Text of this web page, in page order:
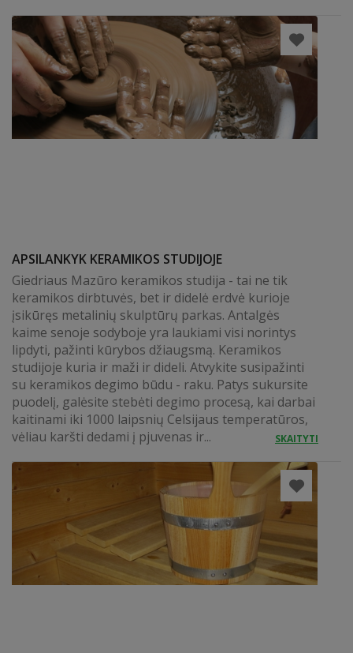
APSILANKYK KERAMIKOS STUDIJOJE
Giedriaus Mazūro keramikos studija - tai ne tik
keramikos dirbtuvės, bet ir didelė erdvė kurioje
įsikūręs metalinių skulptūrų parkas. Antalgės
kaime senoje sodyboje yra laukiami visi norintys
lipdyti, pažinti kūrybos džiaugsmą. Keramikos
studijoje kuria ir maži ir dideli. Atvykite susipažinti
su keramikos degimo būdu - raku. Patys sukursite
puodelį, galėsite stebėti degimo procesą, kai darbai
kaitinami iki 1000 laipsnių Celsijaus temperatūros,
vėliau karšti dedami į pjuvenas ir...
SKAITYTI